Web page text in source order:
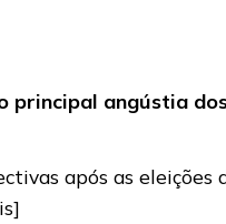
principal angústia
após as